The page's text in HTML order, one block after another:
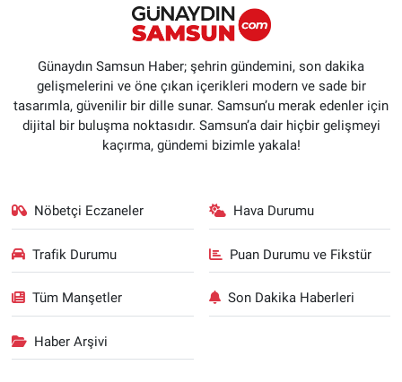
Günaydın Samsun Haber; şehrin gündemini, son dakika
gelişmelerini ve öne çıkan içerikleri modern ve sade bir
tasarımla, güvenilir bir dille sunar. Samsun’u merak edenler için
dijital bir buluşma noktasıdır. Samsun’a dair hiçbir gelişmeyi
kaçırma, gündemi bizimle yakala!
Nöbetçi Eczaneler Hava Durumu
Trafik Durumu Puan Durumu ve Fikstür
Tüm Manşetler Son Dakika Haberleri
Haber Arşivi